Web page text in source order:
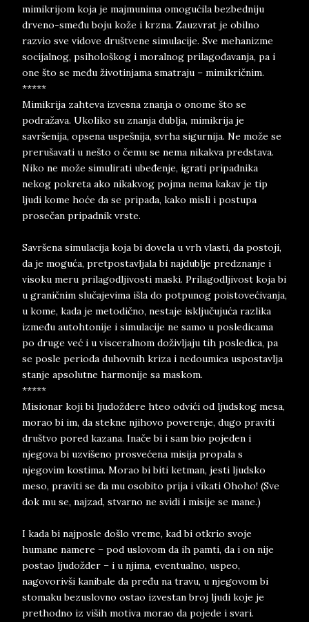
mimikrijom koja je majmunima omogućila bezbedniju
drveno-smeđu boju kože i krzna. Zauzvrat je obilno
razvio sve vidove društvene simulacije. Sve mehanizme
socijalnog, psihološkog i moralnog prilagođavanja, pa i
one što se među životinjama smatraju – mimikričnim.
*****
Mimikrija zahteva izvesna znanja o onome što se
podražava. Ukoliko su znanja dublja, mimikrija je
savršenija, opsena uspešnija, svrha sigurnija. Ne može se
prerušavati u nešto o čemu se nema nikakva predstava.
Niko ne može simulirati ubeđenje, igrati pripadnika
nekog pokreta ako nikakvog pojma nema kakav je tip
ljudi kome hoće da se pripada, kako misli i postupa
prosečan pripadnik vrste.
Savršena simulacija koja bi dovela u vrh vlasti, da postoji,
da je moguća, pretpostavljala bi najdublje predznanje i
visoku meru prilagodljivosti maski. Prilagodljivost koja bi
u graničnim slučajevima išla do potpunog poistovećivanja,
u kome, kada je metodično, nestaje isključujuća razlika
između autohtonije i simulacije ne samo u posledicama
po druge već i u visceralnom doživljaju tih posledica, pa
se posle perioda duhovnih kriza i nedoumica uspostavlja
stanje apsolutne harmonije sa maskom.
*****
Misionar koji bi ljudoždere hteo odvići od ljudskog mesa,
morao bi im, da stekne njihovo poverenje, dugo praviti
društvo pored kazana. Inače bi i sam bio pojeden i
njegova bi uzvišeno prosvećena misija propala s
njegovim kostima. Morao bi biti ketman, jesti ljudsko
meso, praviti se da mu osobito prija i vikati Ohoho! (Sve
dok mu se, najzad, stvarno ne svidi i misije se mane.)
I kada bi najposle došlo vreme, kad bi otkrio svoje
humane namere – pod uslovom da ih pamti, da i on nije
postao ljudožder – i u njima, eventualno, uspeo,
nagovorivši kanibale da pređu na travu, u njegovom bi
stomaku bezuslovno ostao izvestan broj ljudi koje je
prethodno iz viših motiva morao da pojede i svari.